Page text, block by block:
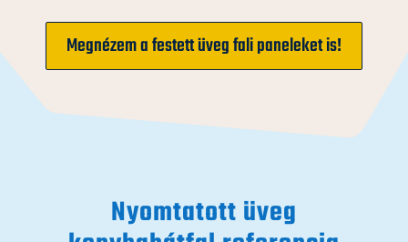
Megnézem a festett üveg fali paneleket is!
Nyomtatott üveg